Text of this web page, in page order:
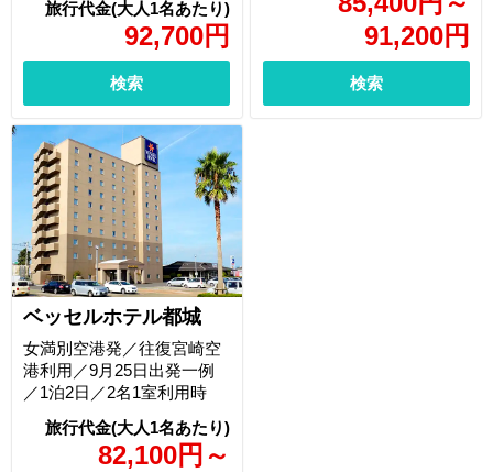
92,700円
検索
91,200円
検索
ベッセルホテル都城
82,100円 ～
女満別空港発／往復宮崎空
港利用／9月25日出発一例
／1泊2日／2名1室利用時